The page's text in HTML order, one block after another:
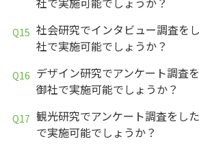
社会研究でインタビュー調査を
社で実施可能でしょうか？
デザイン研究でアンケート調査
御社で実施可能でしょうか？
観光研究でアンケート調査をし
で実施可能でしょうか？